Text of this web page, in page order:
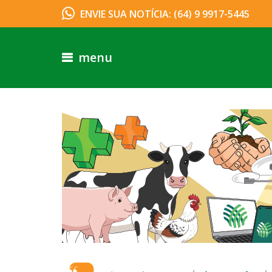
ENVIE SUA NOTÍCIA: (64) 9 9917-5445
menu